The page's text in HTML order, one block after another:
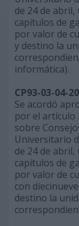
de 24 de
capítulos de
por valor de
y destino la
informática).
CP93-03-04-
Se acordó
por el artículo
sobre
Universitario
de 24 de
capítulos de
por valor de
con
destino la